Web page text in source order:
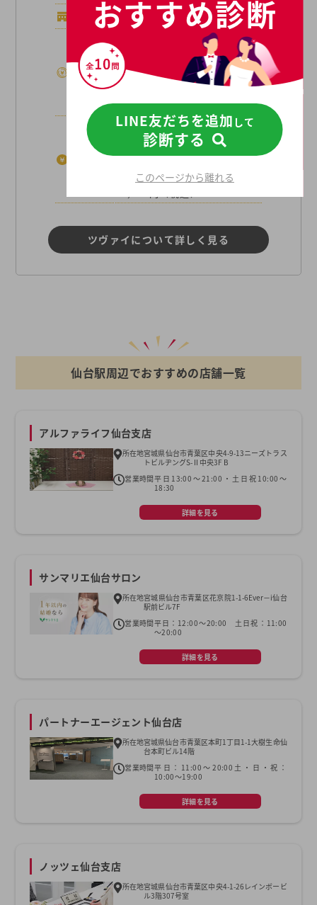
店舗数
54店舗
初期費用
■ご紹介プラン
118,800円（税込）
■ご紹介+IBJプラン
129,800円（税込）
■ご紹介プラン
15,950円（税込）
■ご紹介+IBJプラン
ツヴァイについて詳しく見る
仙台駅周辺でおすすめの店舗一覧
アルファライフ仙台支店
所在地宮城県仙台市青葉区中央4-9-13ニーズトラス
トビルヂングS-Ⅱ中央3F B
営業時間平日13:00～21:00・土日祝10:00～
18:30
詳細を見る
サンマリエ仙台サロン
所在地宮城県仙台市青葉区花京院1-1-6Ever－i仙台
駅前ビル7F
営業時間平日：12:00～20:00 土日祝：11:00
～20:00
詳細を見る
パートナーエージェント仙台店
所在地宮城県仙台市青葉区本町1丁目1-1大樹生命仙
台本町ビル14階
営業時間平日：11:00～20:00土・日・祝：
10:00～19:00
詳細を見る
ノッツェ仙台支店
所在地宮城県仙台市青葉区中央4-1-26レインボービ
ル3階307号室
おすすめ診断
LINE友だちを追加 して
診断する
このページから離れる